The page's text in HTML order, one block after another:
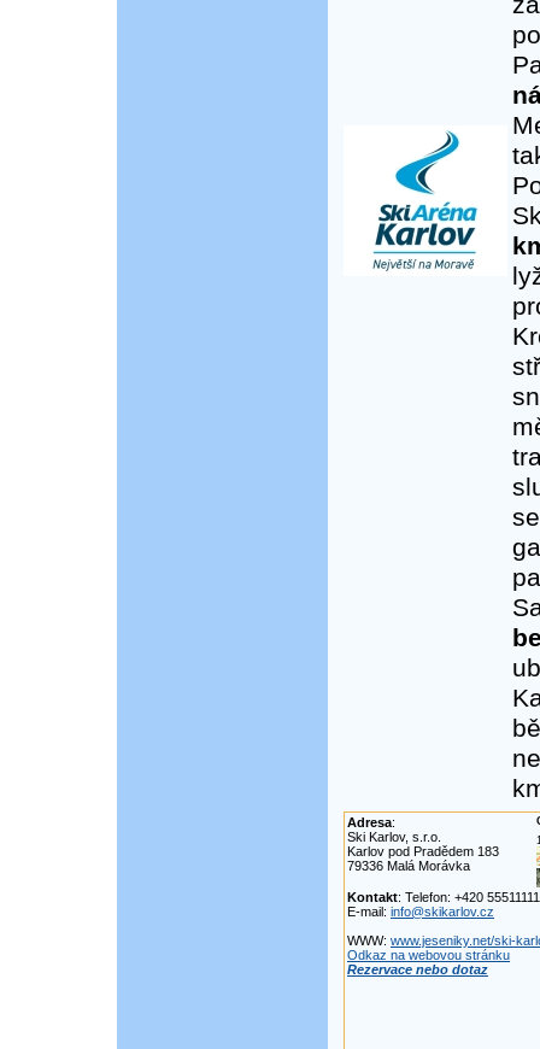
Adresa:
Ski Karlov, s.r.o.
Karlov pod Pradědem 183
79336 Malá Morávka
Kontakt: Telefon: +420
E-mail: info@skikarlov.cz
WWW: www.jeseniky.net/ski-
Odkaz na webovou stránku
Rezervace nebo dotaz